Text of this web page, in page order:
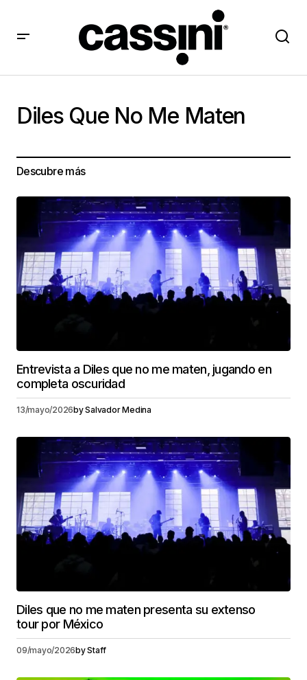
Diles Que No Me Maten
Descubre más
Entrevista a Diles que no me maten, jugando en
completa oscuridad
13/mayo/2026bySalvador Medina
Diles que no me maten presenta su extenso
tour por México
09/mayo/2026byStaff